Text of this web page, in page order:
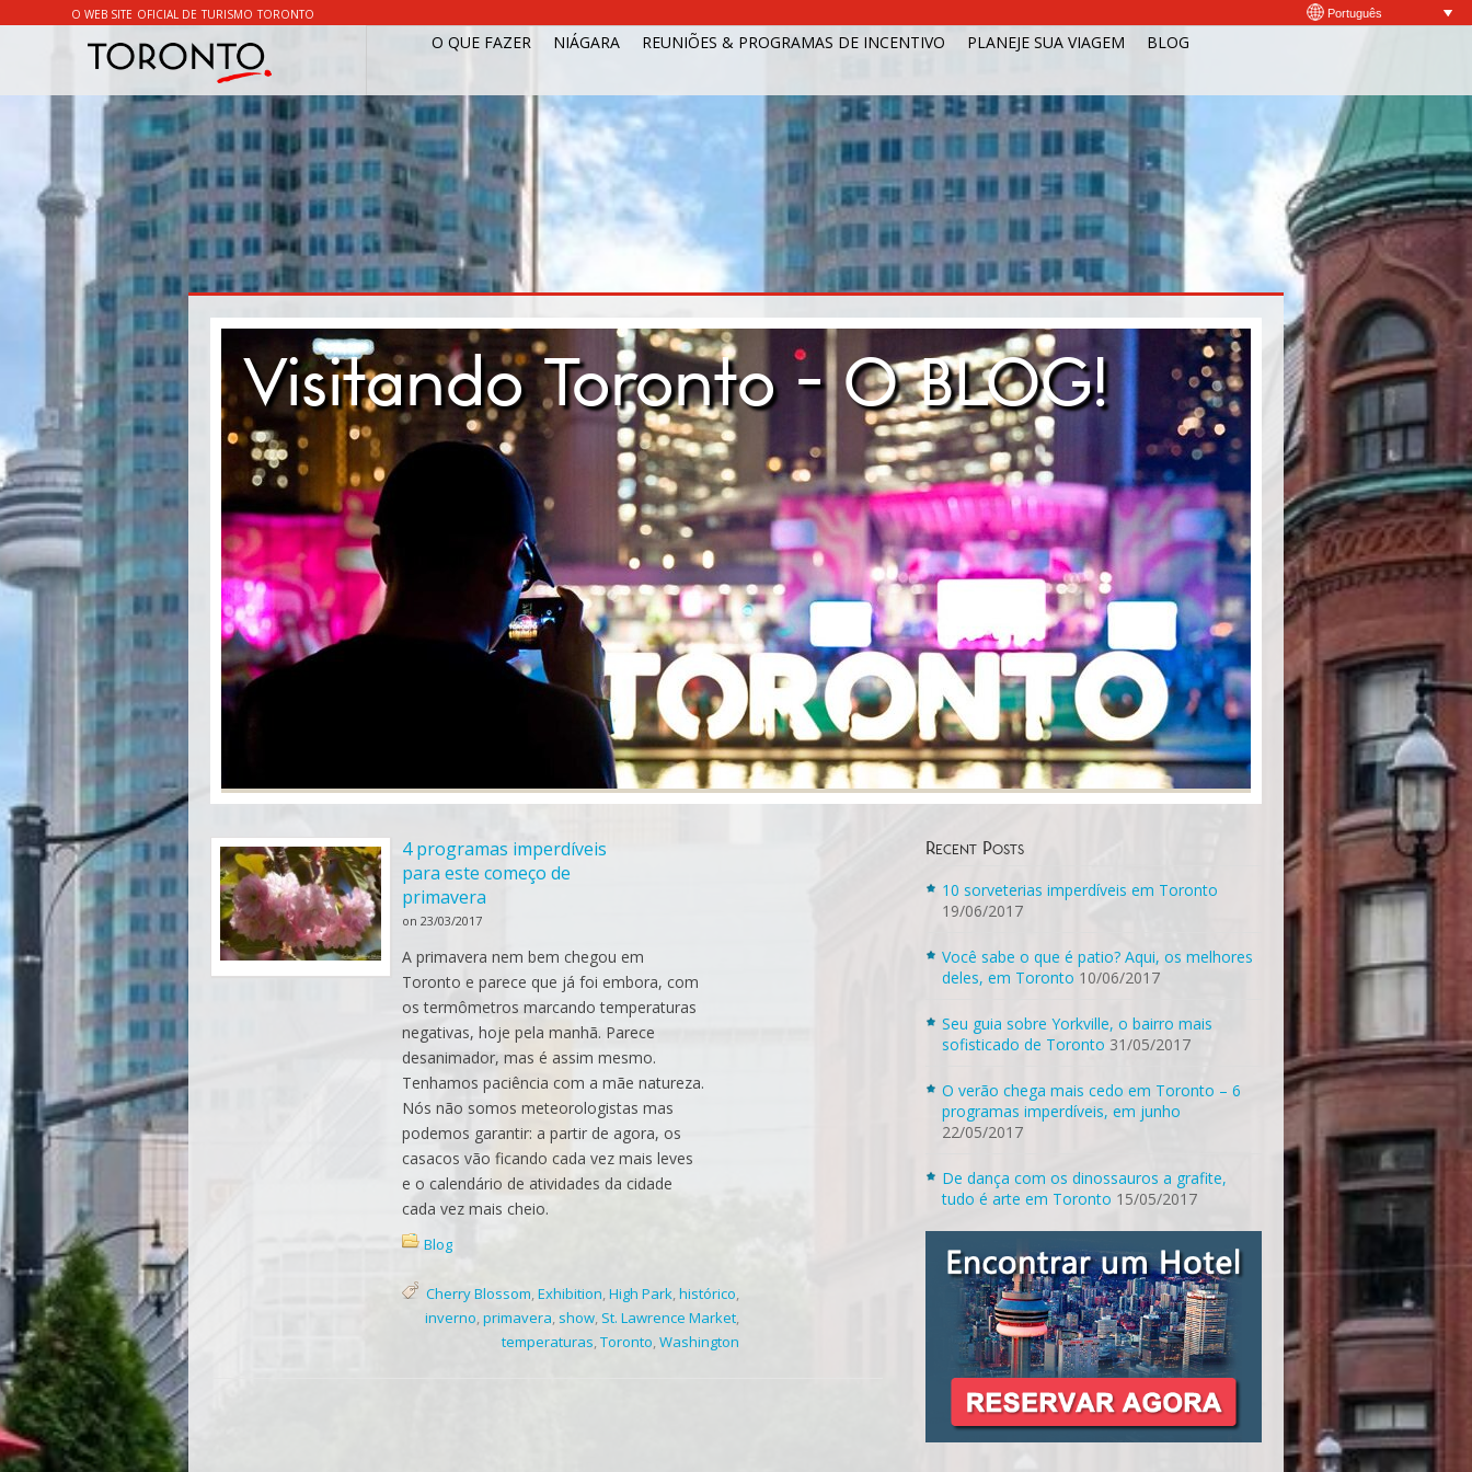
O WEB SITE OFICIAL DE TURISMO TORONTO Português
O QUE FAZER NIÁGARA REUNIÕES & PROGRAMAS DE INCENTIVO PLANEJE SUA VIAGEM BLOG
Visitando Toronto - O BLOG!
4 programas imperdíveis
para este começo de
primavera
on23/03/2017
A primavera nem bem chegou em
Toronto e parece que já foi embora, com
os termômetros marcando temperaturas
negativas, hoje pela manhã. Parece
desanimador, mas é assim mesmo.
Tenhamos paciência com a mãe natureza.
Nós não somos meteorologistas mas
podemos garantir: a partir de agora, os
casacos vão ficando cada vez mais leves
e o calendário de atividades da cidade
cada vez mais cheio.
Blog
Cherry Blossom,Exhibition,High Park,histórico,
inverno,primavera, show, St. Lawrence Market,
temperaturas,Toronto,Washington
Recent Posts
10 sorveterias imperdíveis em Toronto
19/06/2017
Você sabe o que é patio? Aqui, os melhores
deles, em Toronto 10/06/2017
Seu guia sobre Yorkville, o bairro mais
sofisticado de Toronto 31/05/2017
O verão chega mais cedo em Toronto – 6
programas imperdíveis, em junho
22/05/2017
De dança com os dinossauros a grafite,
tudo é arte em Toronto 15/05/2017